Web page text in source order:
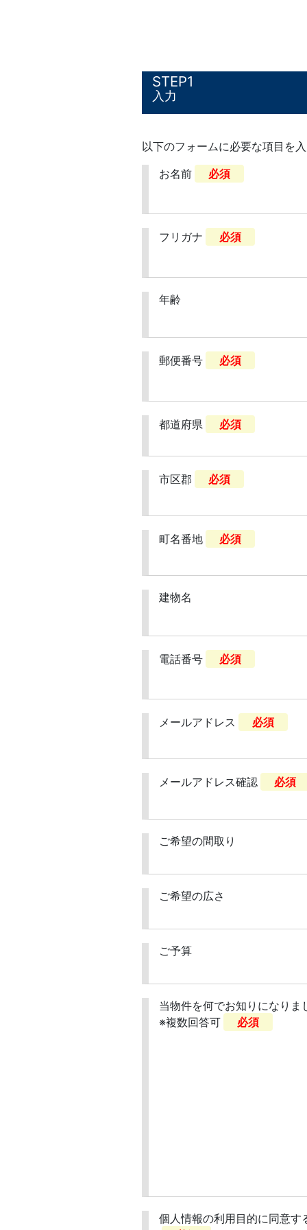
1
入力
以下のフォームに必要な項目を
お名前
必須
フリガナ 必須
年齢
郵便番号 必須
都道府県 必須
市区郡 必須
町名番地 必須
建物名
電話番号 必須
メールアドレス 必須
メールアドレス確認 必須
ご希望の間取り
ご希望の広さ
ご予算
当物件を何でお知りになりま
※複数回答可
必須
個人情報の利用目的に同意す